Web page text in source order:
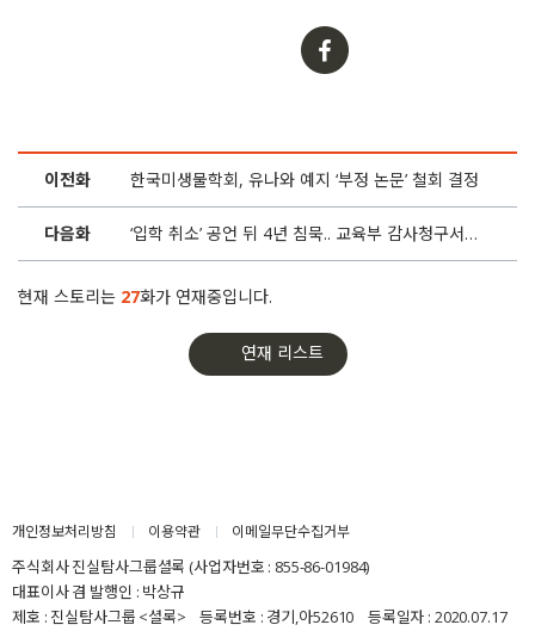
‘대한민국 인재’의 논문 부정.. 서울대 교수 셋 연루
3화 성공한 세습.. ‘자식 스펙’ 서울대 교수들 징계 못한다
2화 세금으로 딸 ‘스펙’ 서울대 교수.. “너 어느 대학 나왔어?”
‘의사쌤‘ 유나와 예지의 말할 수 없는 비밀
이전화 한국미생물학회, 유나와 예지 ‘부정 논문’ 철회 결정
다음화 ‘입학 취소’ 공언 뒤 4년 침묵.. 교육부 감사청구서 접수
현재 스토리는 27화가 연재중입니다.
연재 리스트
개인정보처리방침 이용약관 이메일무단수집거부
주식회사 진실탐사그룹셜록 (사업자번호 : 855-86-01984)
대표이사 겸 발행인 : 박상규
제호 : 진실탐사그룹 <셜록> 등록번호 : 경기,아52610 등록일자 : 2020.07.17